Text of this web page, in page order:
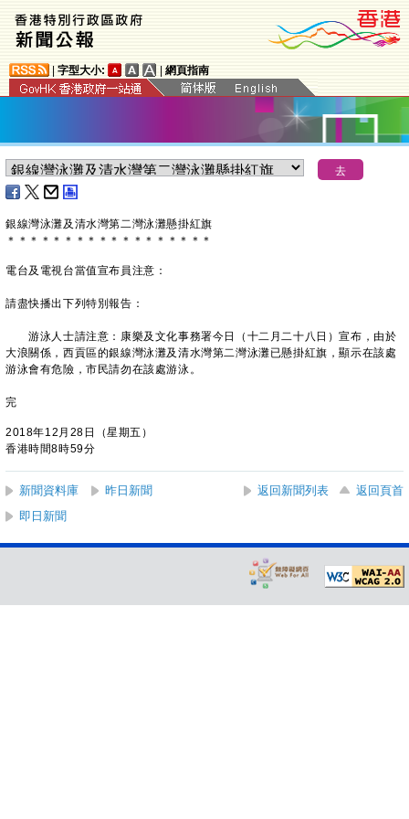
字型大小: 網頁指南
銀線灣泳灘及清水灣第二灣泳灘懸掛紅旗
＊ ＊ ＊ ＊ ＊ ＊ ＊ ＊ ＊ ＊ ＊ ＊ ＊ ＊ ＊ ＊ ＊ ＊
電台及電視台當值宣布員注意：
請盡快播出下列特別報告：
游泳人士請注意：康樂及文化事務署今日（十二月二十八日）宣布，由於
大浪關係，西貢區的銀線灣泳灘及清水灣第二灣泳灘已懸掛紅旗，顯示在該處
游泳會有危險，市民請勿在該處游泳。
完
2018年12月28日（星期五）
香港時間8時59分
新聞資料庫 昨日新聞 返回新聞列表
返回頁首
即日新聞